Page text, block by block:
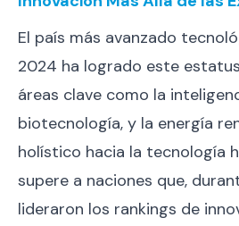
El país más avanzado
2024 ha logrado este
áreas clave como la
biotecnología, y la energía
holístico hacia la tecnología
supere a naciones que,
lideraron los rankings de